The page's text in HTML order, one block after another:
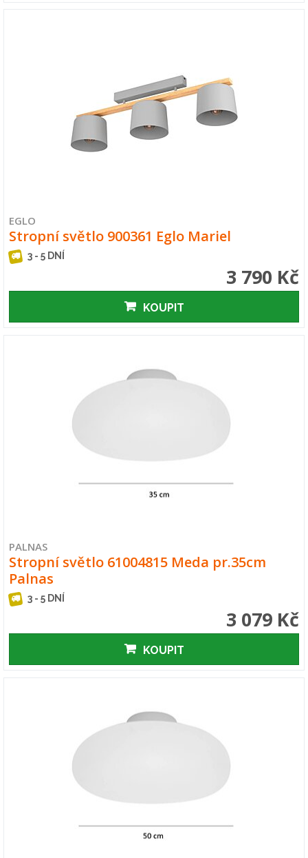
EGLO
Stropní světlo 900361 Eglo Mariel
3 - 5 DNÍ
3 790 Kč
KOUPIT
PALNAS
Stropní světlo 61004815 Meda pr.35cm
Palnas
3 - 5 DNÍ
3 079 Kč
KOUPIT